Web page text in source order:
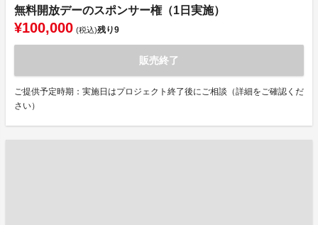
無料開放デーのスポンサー権（1日実施）
¥100,000 (税込)残り9
販売終了
ご提供予定時期：実施日はプロジェクト終了後にご相談（詳細をご確認くだ
さい）